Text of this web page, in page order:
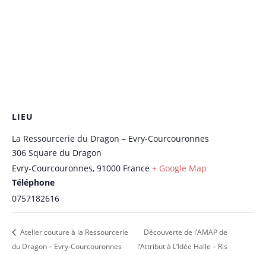
LIEU
La Ressourcerie du Dragon – Evry-Courcouronnes
306 Square du Dragon
Evry-Courcouronnes, 91000 France + Google Map
Téléphone
0757182616
Atelier couture à la Ressourcerie
du Dragon – Evry-Courcouronnes
Découverte de l’AMAP de
l’Attribut à L’Idée Halle – Ris